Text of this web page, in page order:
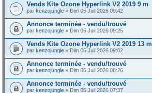
Vends Kite Ozone Hyperlink V2 2019 9 m
par kenzojungle » Dim 05 Juil 2026 09:42
Annonce terminée - vendu/trouvé
par kenzojungle » Dim 05 Juil 2026 09:25
Vends Kite Ozone Hyperlink V2 2019 13 m
par kenzojungle » Dim 05 Juil 2026 09:02
Annonce terminée - vendu/trouvé
par kenzojungle » Dim 05 Juil 2026 08:26
Annonce terminée - vendu/trouvé
par kenzojungle » Dim 05 Juil 2026 07:37